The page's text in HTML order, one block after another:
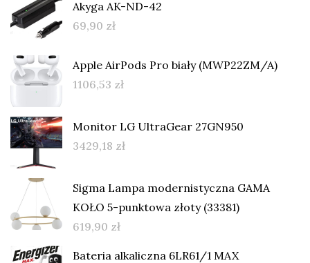
Akyga AK-ND-42
69,90 zł
Apple AirPods Pro biały (MWP22ZM/A)
1106,53 zł
Monitor LG UltraGear 27GN950
3429,18 zł
Sigma Lampa modernistyczna GAMA
KOŁO 5-punktowa złoty (33381)
619,90 zł
Bateria alkaliczna 6LR61/1 MAX